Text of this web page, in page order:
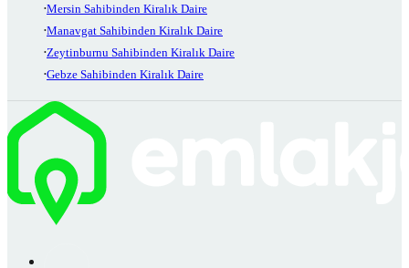
Mersin Sahibinden Kiralık Daire
Manavgat Sahibinden Kiralık Daire
Zeytinburnu Sahibinden Kiralık Daire
Gebze Sahibinden Kiralık Daire